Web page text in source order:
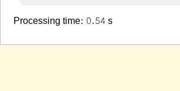
Processing time: 0.54 s